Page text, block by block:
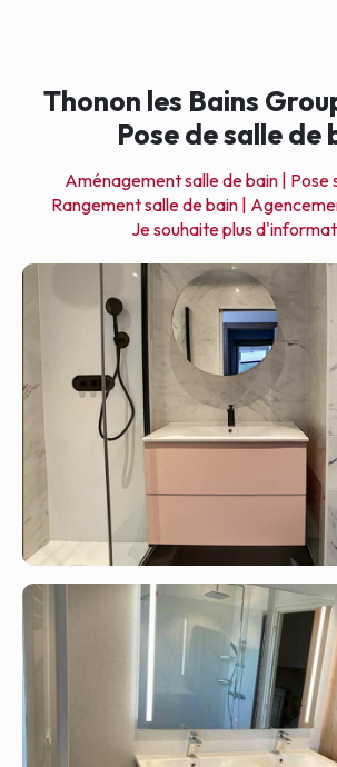
Thonon les Bains
Pose de salle de
Aménagement salle de bain | Pose
Rangement salle de bain |
Je souhaite plus